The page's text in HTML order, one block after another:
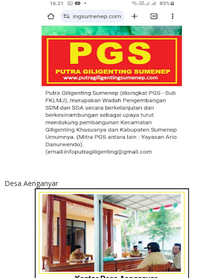
Desa Aenganyar